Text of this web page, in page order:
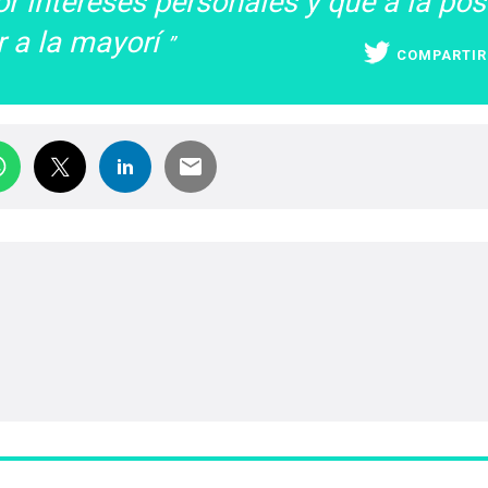
a la mayorí